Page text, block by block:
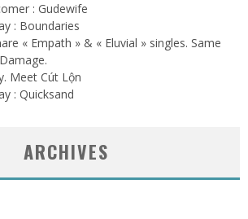
: Gudewife
: Boundaries
« Empath » & « Eluvial » singles. Same
Meet Cút Lộn
: Quicksand
ARCHIVES